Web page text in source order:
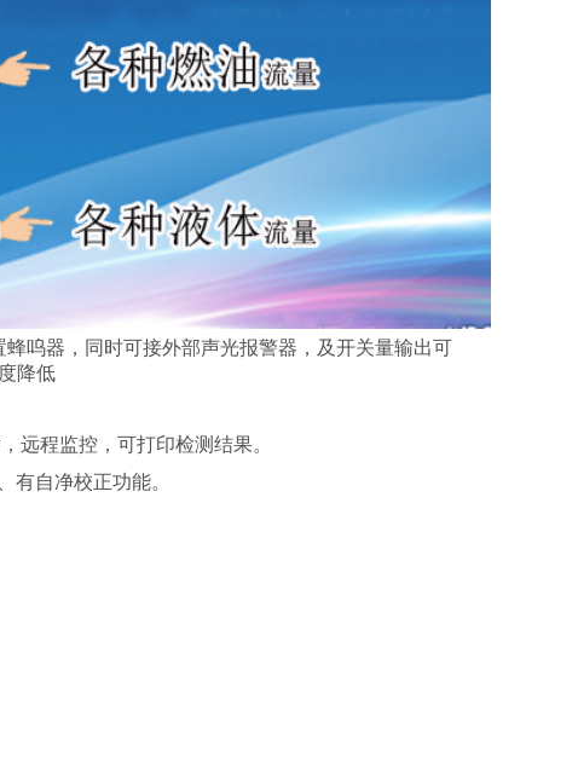
度（
呜器，同时可接外部声光报警器，及开关量输出可
降低
远程监控，可打印检测结果。
、有自净校正功能。